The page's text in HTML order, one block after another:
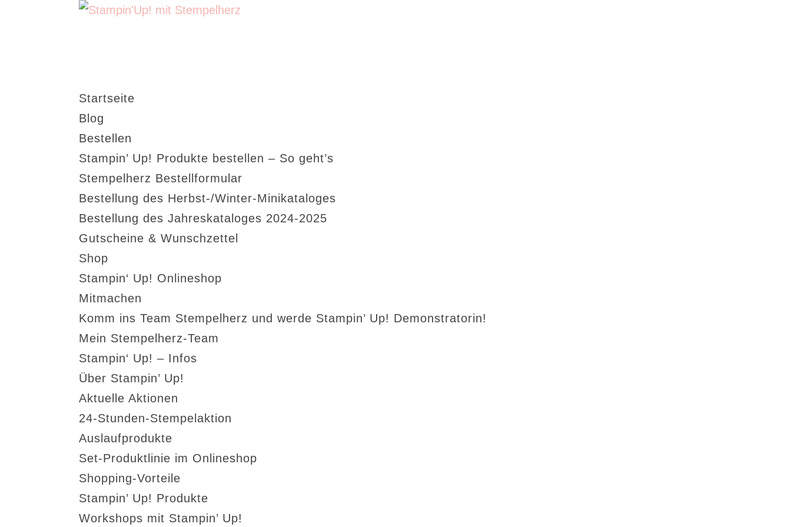
Startseite
Blog
Bestellen
Stampin’ Up! Produkte bestellen – So geht’s
Stempelherz Bestellformular
Bestellung des Herbst-/Winter-Minikataloges
Bestellung des Jahreskataloges 2024-2025
Gutscheine & Wunschzettel
Shop
Stampin‘ Up! Onlineshop
Mitmachen
Komm ins Team Stempelherz und werde Stampin’ Up! Demonstratorin!
Mein Stempelherz-Team
Stampin‘ Up! – Infos
Über Stampin’ Up!
Aktuelle Aktionen
24-Stunden-Stempelaktion
Auslaufprodukte
Set-Produktlinie im Onlineshop
Shopping-Vorteile
Stampin’ Up! Produkte
Workshops mit Stampin’ Up!